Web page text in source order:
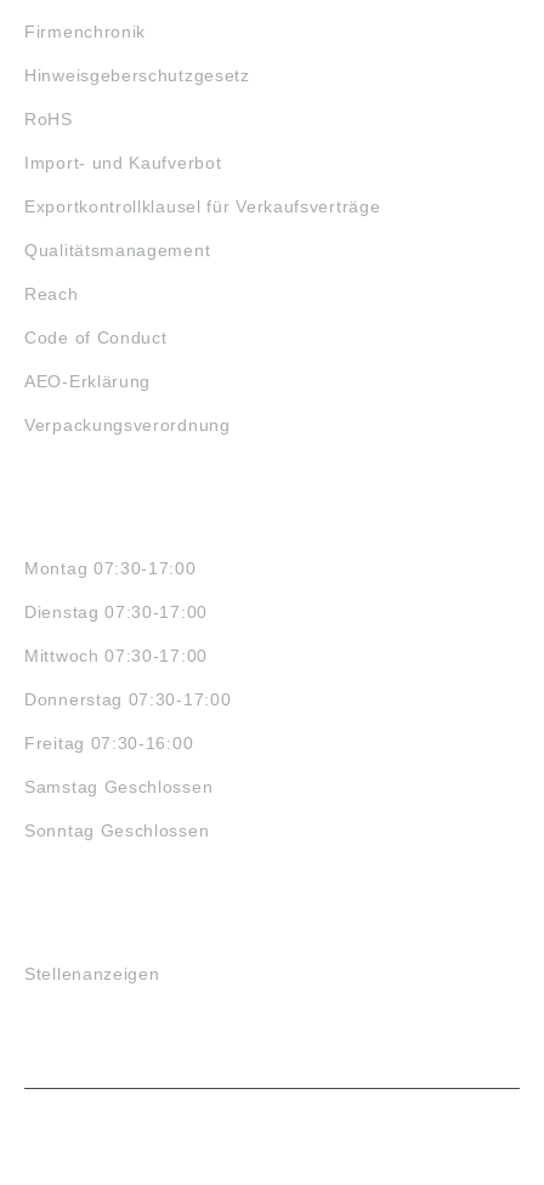
Firmenchronik
Hinweisgeberschutzgesetz
RoHS
Import- und Kaufverbot
Exportkontrollklausel für Verkaufsverträge
Qualitätsmanagement
Reach
Code of Conduct
AEO-Erklärung
Verpackungsverordnung
Montag 07:30-17:00
Dienstag 07:30-17:00
Mittwoch 07:30-17:00
Donnerstag 07:30-17:00
Freitag 07:30-16:00
Samstag Geschlossen
Sonntag Geschlossen
Stellenanzeigen